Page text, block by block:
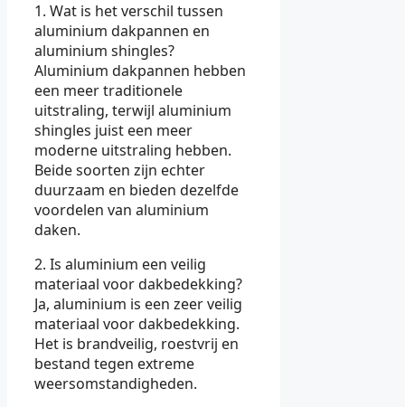
1. Wat is het verschil tussen
aluminium dakpannen en
aluminium shingles?
Aluminium dakpannen hebben
een meer traditionele
uitstraling, terwijl aluminium
shingles juist een meer
moderne uitstraling hebben.
Beide soorten zijn echter
duurzaam en bieden dezelfde
voordelen van aluminium
daken.
2. Is aluminium een veilig
materiaal voor dakbedekking?
Ja, aluminium is een zeer veilig
materiaal voor dakbedekking.
Het is brandveilig, roestvrij en
bestand tegen extreme
weersomstandigheden.